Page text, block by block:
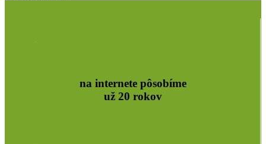
na internete pôsobíme
už 20 rokov